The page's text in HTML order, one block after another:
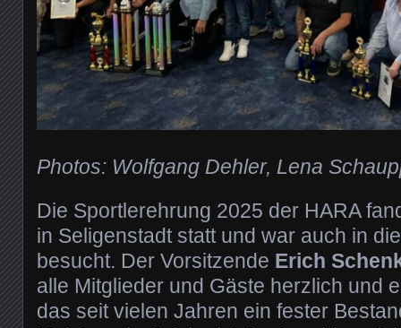
Photos: Wolfgang Dehler, Lena
Die Sportlerehrung 2025 der HARA
in Seligenstadt statt und war auch in
besucht. Der Vorsitzende Erich
alle Mitglieder und Gäste herzlich und
das seit vielen Jahren ein fester